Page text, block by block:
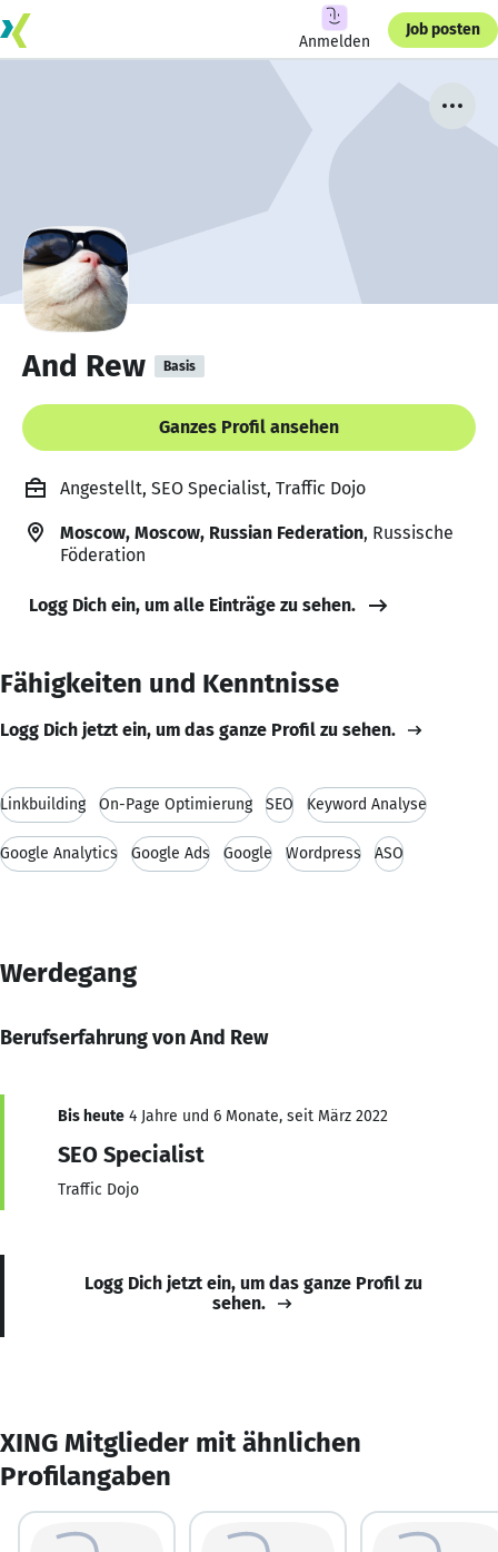
Anmelden
Job posten
And Rew Basis
Ganzes Profil ansehen
Angestellt, SEO Specialist, Traffic Dojo
Moscow, Moscow, Russian Federation, Russische
Föderation
Logg Dich ein, um alle Einträge zu sehen.
Fähigkeiten und Kenntnisse
Logg Dich jetzt ein, um das ganze Profil zu sehen.
Linkbuilding On-Page Optimierung SEO Keyword Analyse
Google Analytics Google Ads Google Wordpress ASO
Werdegang
Berufserfahrung von And Rew
Bis heute 4 Jahre und 6 Monate, seit März 2022
SEO Specialist
Traffic Dojo
Logg Dich jetzt ein, um das ganze Profil zu
sehen.
XING Mitglieder mit ähnlichen
Profilangaben